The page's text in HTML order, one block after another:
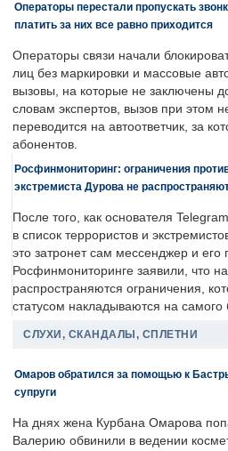
Операторы перестали пропускать
платить за них все равно приходится
Операторы связи начали
лиц без маркировки и массовые
вызовы, на которые не заключены
словам экспертов, вызов при этом
переводится на автоответчик, за
абонентов.
Росфинмониторинг: ограничения
экстремиста Дурова не
После того, как основателя
в список террористов и
это затронет сам мессенджер и его
Росфинмониторинге заявили, что
распространяются ограничения,
статусом накладываются на самого
СЛУХИ, СКАНДАЛЫ, СПЛЕТНИ
Омаров обратился за помощью к
супруги
На днях жена Курбана Омарова
Валерию обвинили в ведении